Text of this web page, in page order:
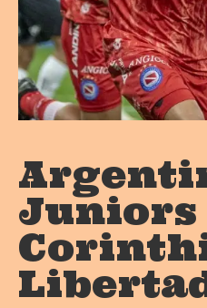
Juniors